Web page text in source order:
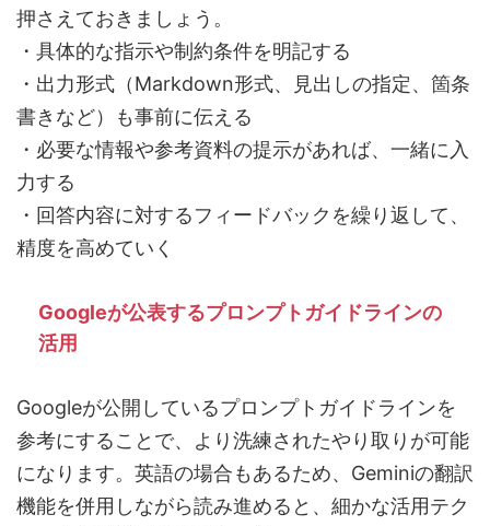
押さえておきましょう。
・具体的な指示や制約条件を明記する
・出力形式（Markdown形式、見出しの指定、箇条
書きなど）も事前に伝える
・必要な情報や参考資料の提示があれば、一緒に入
力する
・回答内容に対するフィードバックを繰り返して、
精度を高めていく
Googleが公表するプロンプトガイドラインの
活用
Googleが公開しているプロンプトガイドラインを
参考にすることで、より洗練されたやり取りが可能
になります。英語の場合もあるため、Geminiの翻訳
機能を併用しながら読み進めると、細かな活用テク